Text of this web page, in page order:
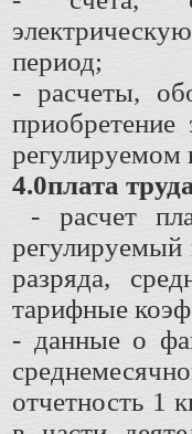
период;
- расчеты,
регулируемом
4.0плата
- расчет
регулируемый
разряда,
тарифные
- данные о
отчетность 1